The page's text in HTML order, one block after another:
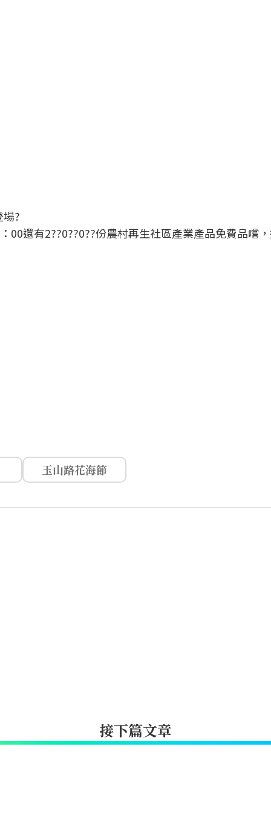
?
00還有2??0??0??份農村再生社區產業產品免費品嚐
玉山路花海節
接下篇文章